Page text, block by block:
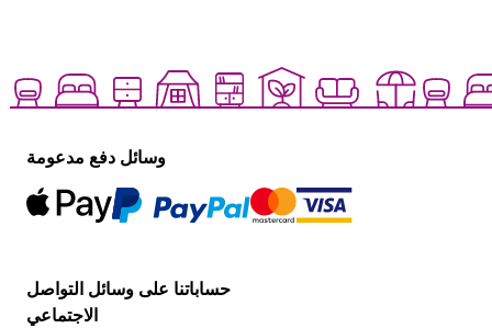
وسائل دفع مدعومة
حساباتنا على وسائل التواصل
الاجتماعي